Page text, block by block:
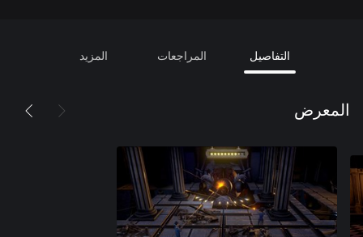
التفاصيل المراجعات المزيد
المعرض